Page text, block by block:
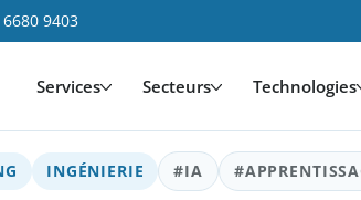
9403
Services Secteurs Technologies
INGÉNIERIE #IA